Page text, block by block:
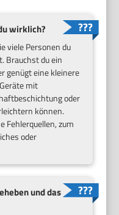
wirklich?
viele Personen du
Brauchst du ein
genügt eine kleinere
mit
oder
können.
Fehlerquellen, zum
oder
und das